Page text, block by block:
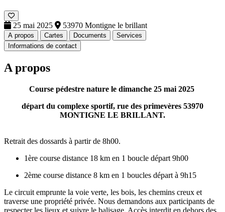
25 mai 2025 53970 Montigne le brillant
A propos Cartes Documents
Services
Informations de contact
A propos
Course pédestre nature le dimanche 25 mai 2025
départ du complexe sportif, rue des primevères 53970
MONTIGNE LE BRILLANT.
Retrait des dossards à partir de 8h00.
1ère course distance 18 km en 1 boucle départ 9h00
2ème course distance 8 km en 1 boucles départ à 9h15
Le circuit emprunte la voie verte, les bois, les chemins creux et
traverse une propriété privée. Nous demandons aux participants de
respecter les lieux et suivre le balisage. Accès interdit en dehors des